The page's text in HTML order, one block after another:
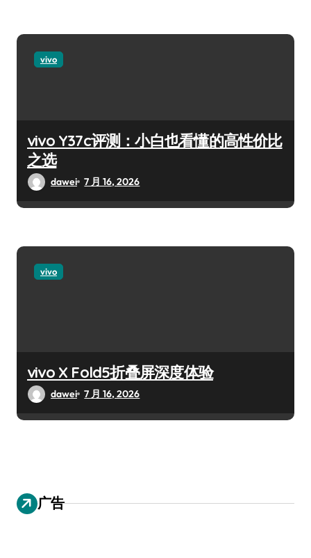
vivo
vivo Y37c评测：小白也看懂的高性价比
之选
dawei 7 月 16, 2026
vivo
vivo X Fold5折叠屏深度体验
dawei 7 月 16, 2026
广告